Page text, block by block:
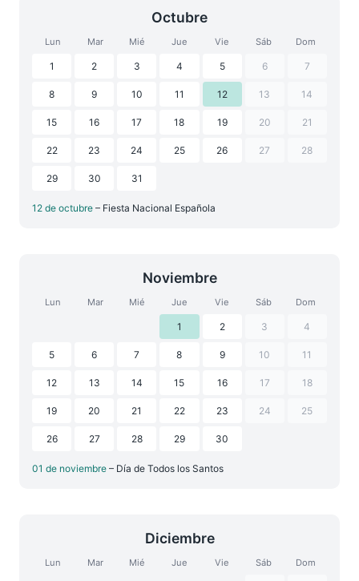
Octubre
Lun Mar Mié Jue Vie Sáb Dom
1 2 3 4 5 6 7
8 9 10 11 12 13 14
15 16 17 18 19 20 21
22 23 24 25 26 27 28
29 30 31
12 de octubre – Fiesta Nacional Española
Noviembre
Lun Mar Mié Jue Vie Sáb Dom
1 2 3 4
5 6 7 8 9 10 11
12 13 14 15 16 17 18
19 20 21 22 23 24 25
26 27 28 29 30
01 de noviembre – Día de Todos los Santos
Diciembre
Lun Mar Mié Jue Vie Sáb Dom